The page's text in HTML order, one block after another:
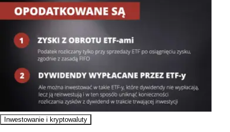
Inwestowanie i kryptowaluty